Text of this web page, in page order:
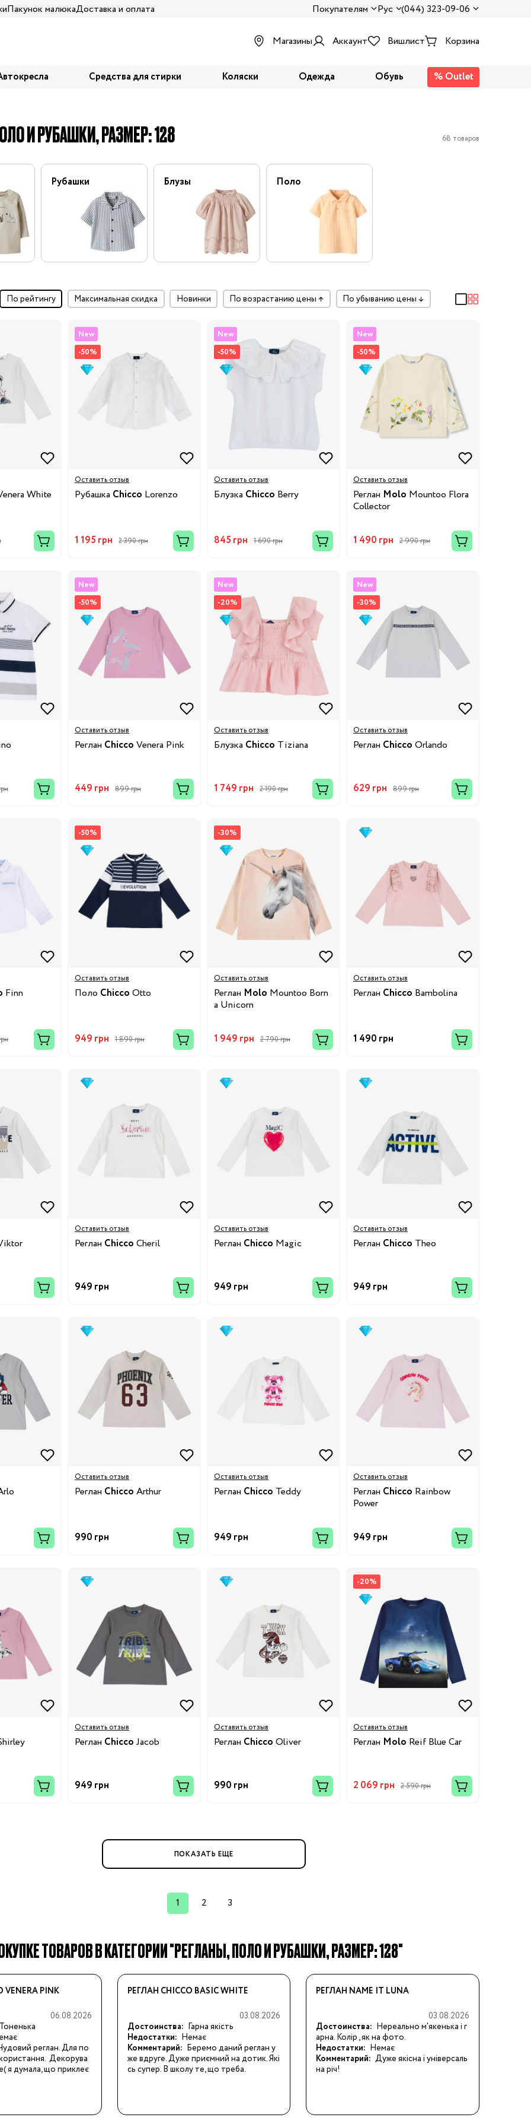
Пакунок малюкаДоставка и оплата Покупателям Рус (044) 323-09-06
Бренды:
Бренды:
Бренды:
Магазины Аккаунт Вишлист Корзина
Средства для стирки Коляски Одежда Обувь
% Outlet
И РУБАШКИ, РАЗМЕР: 128 68 товаров
Рубашки Блузы Поло
по рейтингу максимальная скидка Новинки по возрастанию цены ↑ по убыванию цены ↓
White
New
-50%
Оставить отзыв
Рубашка Chicco Lorenzo
1 195 грн 2 390 грн
New
-50%
Оставить отзыв
Блузка Chicco Berry
845 грн 1 690 грн
New
-50%
Оставить отзыв
Реглан Molo Mountoo Flora
Collector
1 490 грн 2 990 грн
New
-50%
Оставить отзыв
Реглан Chicco Venera Pink
449 грн 899 грн
New
-20%
Оставить отзыв
Блузка Chicco Tiziana
1 749 грн 2 190 грн
New
-30%
Оставить отзыв
Реглан Chicco Orlando
629 грн 899 грн
Finn
-50%
Оставить отзыв
Поло Chicco Otto
949 грн 1 890 грн
-30%
Оставить отзыв
Реглан Molo Mountoo Born
a Unicorn
1 949 грн 2 790 грн
Оставить отзыв
Реглан Chicco Bambolina
1 490 грн
Оставить отзыв
Реглан Chicco Cheril
949 грн
Оставить отзыв
Реглан Chicco Magic
949 грн
Оставить отзыв
Реглан Chicco Theo
949 грн
Оставить отзыв
Реглан Chicco Arthur
990 грн
Оставить отзыв
Реглан Chicco Teddy
949 грн
Оставить отзыв
Реглан Chicco Rainbow
Power
949 грн
Оставить отзыв
Реглан Chicco Jacob
949 грн
Оставить отзыв
Реглан Chicco Oliver
990 грн
-20%
Оставить отзыв
Реглан Molo Reif Blue Car
2 069 грн 2 590 грн
ПОКАЗАТЬ ЕЩЕ
1 2 3
ТОВАРОВ В КАТЕГОРИИ "РЕГЛАНЫ, ПОЛО И РУБАШКИ, РАЗМЕР: 128"
VENERA PINK
06.08.2026
Тоненька
реглан. Для по
Декорува
я думала, що приклеє
РЕГЛАН CHICCO BASIC WHITE
03.08.2026
Достоинства: Гарна якість
Недостатки: Немає
Комментарий: Беремо даний реглан у
же вдруге. Дуже приємний на дотик. Які
сь супер. В школу те, що треба.
РЕГЛАН NAME IT LUNA
03.08.2026
Достоинства: Нереально м'якенька і г
арна. Колір , як на фото.
Недостатки: Немає
Комментарий: Дуже якісна і універсаль
на річ!